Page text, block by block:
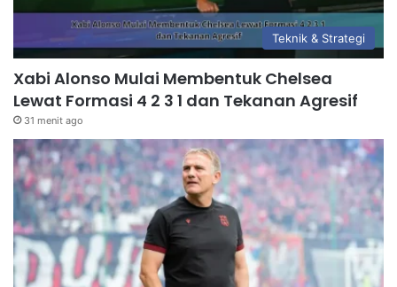
Teknik & Strategi
Xabi Alonso Mulai Membentuk Chelsea
Lewat Formasi 4 2 3 1 dan Tekanan Agresif
31 menit ago